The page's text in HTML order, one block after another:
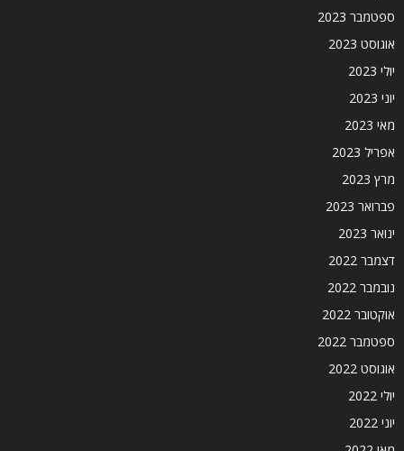
ספטמבר 2023
אוגוסט 2023
יולי 2023
יוני 2023
מאי 2023
אפריל 2023
מרץ 2023
פברואר 2023
ינואר 2023
דצמבר 2022
נובמבר 2022
אוקטובר 2022
ספטמבר 2022
אוגוסט 2022
יולי 2022
יוני 2022